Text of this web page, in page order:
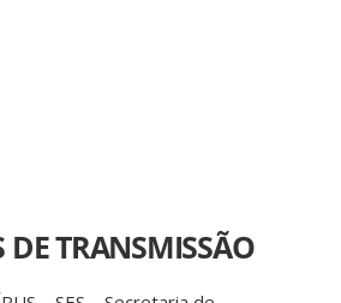
TRANSMISSÃO